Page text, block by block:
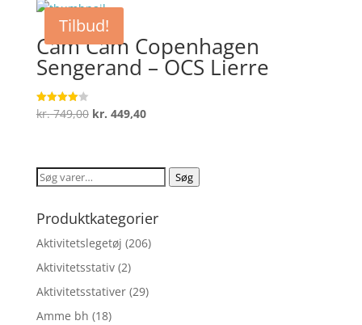
Tilbud!
Cam Cam Copenhagen
Sengerand – OCS Lierre
Vurderet
4
kr.749,00 Den
var:
kr. 749,00.
kr. 449,40Den
er:
kr. 449,40.
Søg
Søg
Produktkategorier
Aktivitetslegetøj (206)
Aktivitetsstativ (2)
Aktivitetsstativer (29)
Amme bh (18)